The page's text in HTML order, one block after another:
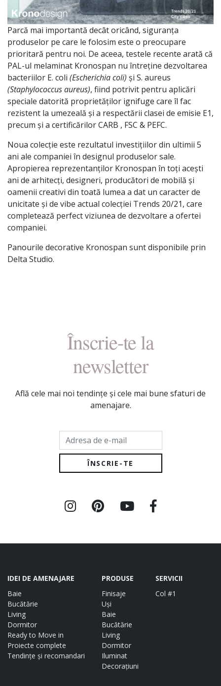
Parcă mai importantă decât oricând, siguranța
produselor pe care le folosim este o preocupare
prioritară pentru noi. De aceea, testele recente arată că
PAL-ul melaminat Kronospan nu întreține dezvoltarea
bacteriilor E. coli (Escherichia coli) și S. aureus
(Staphylococcus aureus), fiind potrivit pentru aplicări
speciale datorită proprietăților ignifuge care îl fac
rezistent la umezeală și a respectării clasei de emisie E1,
precum și a certificărilor CARB , FSC & PEFC.
Noua colecție este rezultatul investițiilor din ultimii 5
ani ale companiei în designul produselor sale.
Apropierea reprezentanților Kronospan în toți acești
ani de arhitecți, designeri, producători de mobilă și
oamenii creativi din toată lumea a dat un caracter de
unicitate și de vibe actual colecției Trends 20/21, care
completează perfect viziunea de dezvoltare a ofertei
companiei.
Panourile decorative Kronospan sunt disponibile prin
Delta Studio.
Înscrie-te la
newsletter
Află cele mai noi tendințe și cele mai bune sfaturi de
amenajare.
Adresa de e-mail
IDEI DE AMENAJARE
Baie
Bucătărie
Living
Dormitor
Ready to Move in
Proiecte complete
Tendințe și recomandari
PRODUSE
Finisaje
Uși
Baie
Bucătărie
Living
Dormitor
Iluminat
Decorațiuni
SERVICII
Col #1